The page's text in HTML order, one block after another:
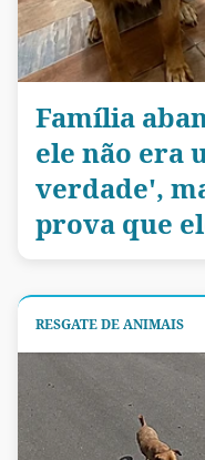
Família
ele não era
verdade',
prova que
RESGATE DE ANIMAIS